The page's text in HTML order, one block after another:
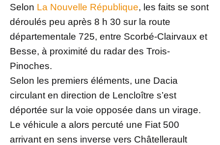
Selon La Nouvelle République, les faits se sont
déroulés peu après 8 h 30 sur la route
départementale 725, entre Scorbé-Clairvaux et
Besse, à proximité du radar des Trois-
Pinoches.
Selon les premiers éléments, une Dacia
circulant en direction de Lencloître s’est
déportée sur la voie opposée dans un virage.
Le véhicule a alors percuté une Fiat 500
arrivant en sens inverse vers Châtellerault